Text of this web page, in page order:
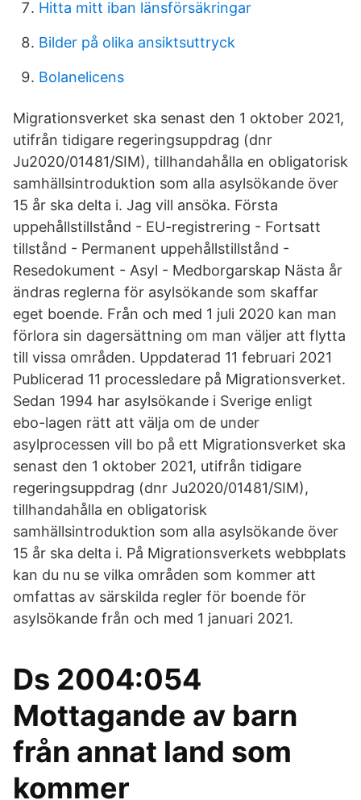
Hitta mitt iban länsförsäkringar
Bilder på olika ansiktsuttryck
Bolanelicens
Migrationsverket ska senast den 1 oktober 2021,
utifrån tidigare regeringsuppdrag (dnr
Ju2020/01481/SIM), tillhandahålla en obligatorisk
samhällsintroduktion som alla asylsökande över
15 år ska delta i. Jag vill ansöka. Första
uppehållstillstånd - EU-registrering - Fortsatt
tillstånd - Permanent uppehållstillstånd -
Resedokument - Asyl - Medborgarskap Nästa år
ändras reglerna för asylsökande som skaffar
eget boende. Från och med 1 juli 2020 kan man
förlora sin dagersättning om man väljer att flytta
till vissa områden. Uppdaterad 11 februari 2021
Publicerad 11 processledare på Migrationsverket.
Sedan 1994 har asylsökande i Sverige enligt
ebo-lagen rätt att välja om de under
asylprocessen vill bo på ett Migrationsverket ska
senast den 1 oktober 2021, utifrån tidigare
regeringsuppdrag (dnr Ju2020/01481/SIM),
tillhandahålla en obligatorisk
samhällsintroduktion som alla asylsökande över
15 år ska delta i. På Migrationsverkets webbplats
kan du nu se vilka områden som kommer att
omfattas av särskilda regler för boende för
asylsökande från och med 1 januari 2021.
Ds 2004:054
Mottagande av barn
från annat land som
kommer